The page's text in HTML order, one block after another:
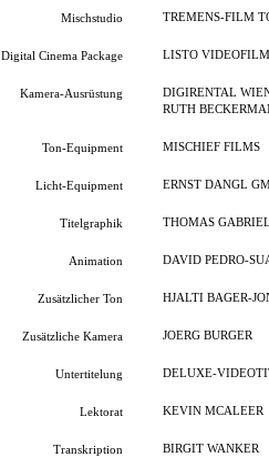
Mischstudio TREMENS-FILM
Digital Cinema Package LISTO VIDEOFILM
Kamera-Ausrüstung
DIGIRENTAL
RUTH
Ton-Equipment MISCHIEF FILMS
Licht-Equipment ERNST DANGL
Titelgraphik THOMAS
Animation DAVID PEDRO-
Zusätzlicher Ton HJALTI BAGER-
Zusätzliche Kamera JOERG BURGER
Untertitelung DELUXE-
Lektorat KEVIN MCALEER
Transkription BIRGIT WANKER